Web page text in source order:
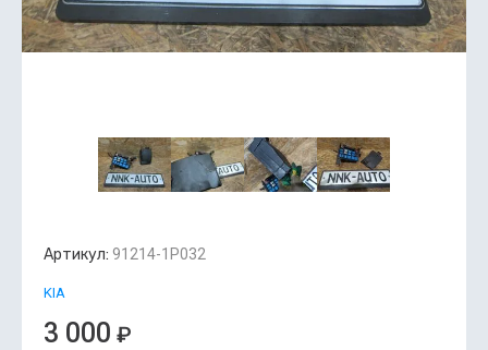
Артикул: 91214-1P032
KIA
3 000 ₽